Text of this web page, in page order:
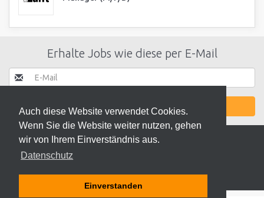
Auch diese Website verwendet Cookies.
Wenn Sie die Website weiter nutzen, gehen
wir von Ihrem Einverständnis aus.
Datenschutz
Einverstanden
Erhalte Jobs wie diese per E-Mail
JETZT AKTIVIEREN